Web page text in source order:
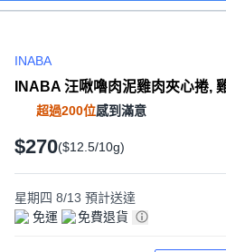
INABA
INABA 汪啾嚕肉泥雞肉夾心捲,
超過200位感到滿意
$270($12.5/10g)
星期四 8/13 預計送達
免運
免費退貨